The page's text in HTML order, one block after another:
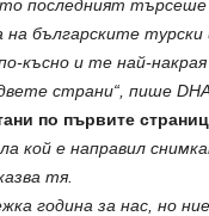
последният
българските
късно и те най-
страни“, пише
по първите
кой е направил
тя.
година за нас, но